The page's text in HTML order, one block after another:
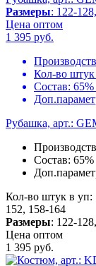
Размеры: 122-
Цена оптом
1 395 руб.
Кол-во штук
Состав: 65%
Рубашка, арт.:
Состав: 65%
Кол-во штук в уп:
152, 158-164
Размеры: 122-
Цена оптом
1 395 руб.